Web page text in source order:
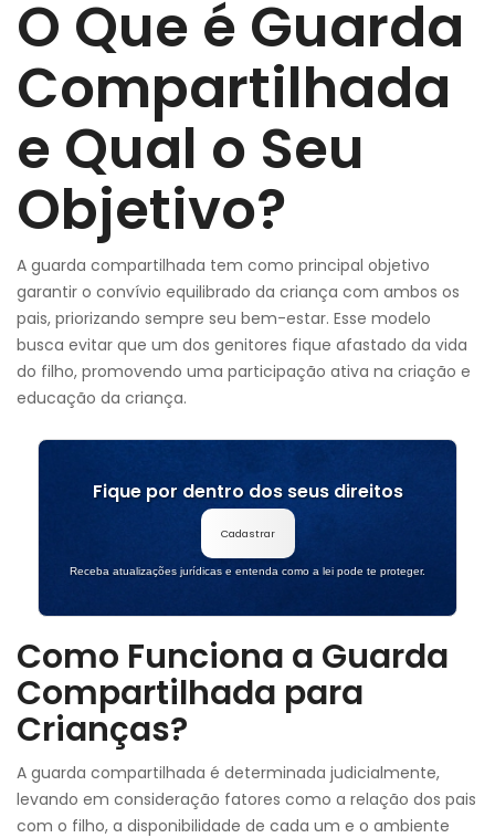
O Que é Guarda
Compartilhada
e Qual o Seu
Objetivo?
A guarda compartilhada tem como principal objetivo
garantir o convívio equilibrado da criança com ambos os
pais, priorizando sempre seu bem-estar. Esse modelo
busca evitar que um dos genitores fique afastado da vida
do filho, promovendo uma participação ativa na criação e
educação da criança.
Fique por dentro dos seus direitos
Cadastrar
Receba atualizações jurídicas e entenda como a lei pode te proteger.
Como Funciona a Guarda
Compartilhada para
Crianças?
A guarda compartilhada é determinada judicialmente,
levando em consideração fatores como a relação dos pais
com o filho, a disponibilidade de cada um e o ambiente